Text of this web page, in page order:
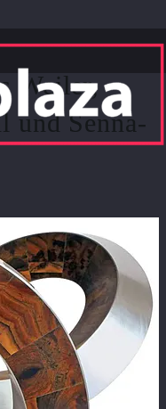
L“
Weiler,
und Senna-